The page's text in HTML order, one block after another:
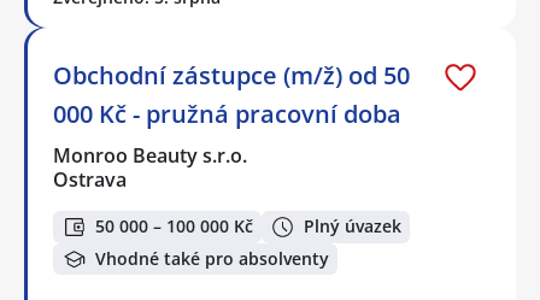
Obchodní zástupce (m/ž) od 50
000 Kč - pružná pracovní doba
Monroo Beauty s.r.o.
Ostrava
50 000 – 100 000 Kč
Plný úvazek
Vhodné také pro absolventy